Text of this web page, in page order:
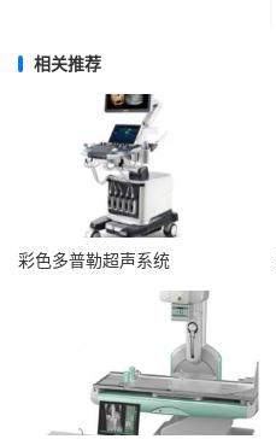
相关推荐
彩色多普勒超声系统